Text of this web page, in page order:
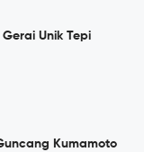
Unik Tepi
Kumamoto